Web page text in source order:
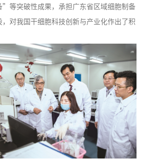
”等突破性成果，承担广东省区域细胞制备
，对我国干细胞科技创新与产业化作出了积